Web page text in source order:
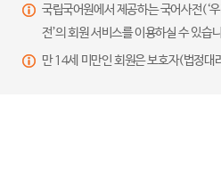
국립국어원에서 제공하는 국어사전(‘
전’의 회원 서비스를 이용하실 수 있습
만 14세 미만인 회원은 보호자(법정대